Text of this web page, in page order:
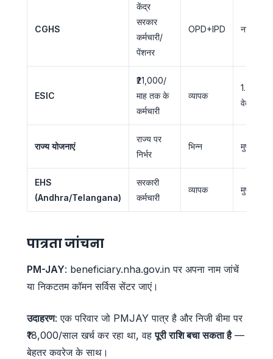
CGHS
केंद्र
सरकार
कर्मचारी/
पेंशनर
OPD+IPD नाममात्र
ESIC
₹21,000/
माह तक के
कर्मचारी
व्यापक
1.75%
वेतन
राज्य योजनाएं
राज्य पर
निर्भर
भिन्न मुफ्त से
EHS
(Andhra/Telangana)
सरकारी
कर्मचारी
व्यापक मुफ्त
पात्रता जांचना
PM-JAY: beneficiary.nha.gov.in पर अपना नाम जांचें
या निकटतम कॉमन सर्विस सेंटर जाएं।
उदाहरण: एक परिवार जो PMJAY पात्र है और निजी बीमा पर
₹18,000/साल खर्च कर रहा था, वहपूरी राशि बचा सकता है—
बेहतर कवरेज के साथ।